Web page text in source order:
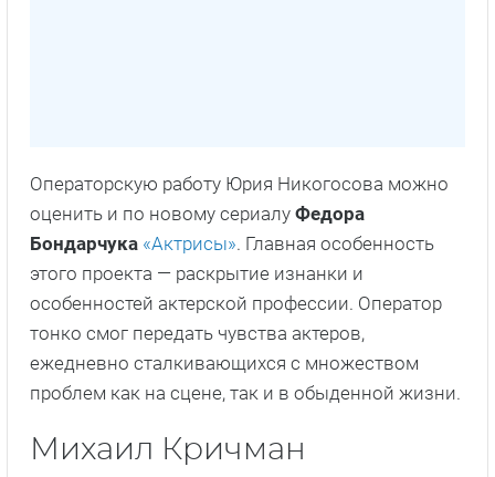
Операторскую работу Юрия Никогосова можно
оценить и по новому сериалу Федора
Бондарчука «Актрисы». Главная особенность
этого проекта — раскрытие изнанки и
особенностей актерской профессии. Оператор
тонко смог передать чувства актеров,
ежедневно сталкивающихся с множеством
проблем как на сцене, так и в обыденной жизни.
Михаил Кричман